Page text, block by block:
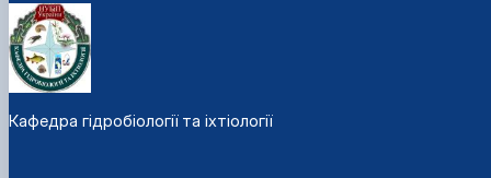
Кафедра гідробіології та іхтіології